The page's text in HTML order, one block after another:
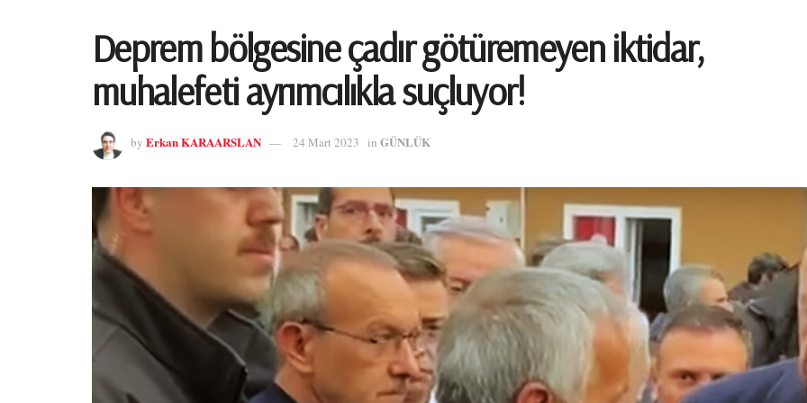
Deprem bölgesine çadır götüremeyen iktidar,
muhalefeti ayrımcılıkla suçluyor!
by Erkan KARAARSLAN 24 Mart 2023 in GÜNLÜK